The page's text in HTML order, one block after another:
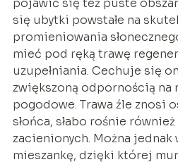
pojawić się też puste
się ubytki powstałe na
promieniowania
mieć pod ręką trawę
uzupełniania. Cechuje się
zwiększoną odpornością na
pogodowe. Trawa źle znosi
słońca, słabo rośnie
zacienionych. Można jednak
mieszankę, dzięki której